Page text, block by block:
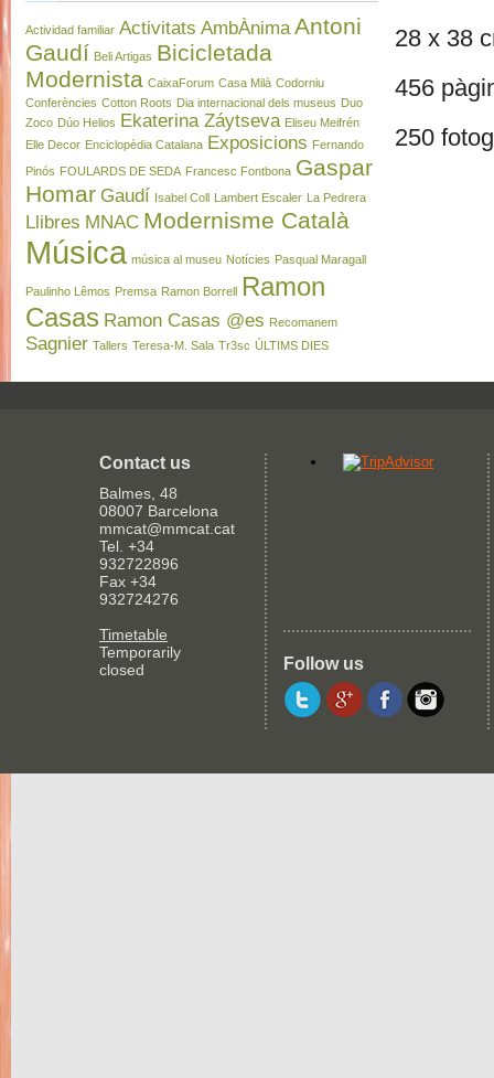
28 x 38
456
250
Actividad familiar Activitats AmbÀnima Antoni
Gaudí Beli Artigas Bicicletada
Modernista CaixaForum Casa Milà Codorniu
Conferències Cotton Roots Dia internacional dels museus Duo
Zoco Dúo Helios Ekaterina Záytseva Eliseu Meifrén
Elle Decor Enciclopèdia Catalana Exposicions Fernando
Pinós FOULARDS DE SEDA Francesc Fontbona Gaspar
Homar Gaudí Isabel Coll Lambert Escaler La Pedrera
Llibres MNAC Modernisme Català
Música música al museu Notícies Pasqual Maragall
Paulinho Lêmos Premsa Ramon Borrell Ramon
Casas Ramon Casas @es Recomanem
Sagnier Tallers Teresa-M. Sala Tr3sc ÚLTIMS DIES
Contact us
Balmes, 48
08007 Barcelona
mmcat@mmcat.cat
Tel. +34
932722896
Fax +34
932724276
Timetable
Temporarily
closed
Follow us